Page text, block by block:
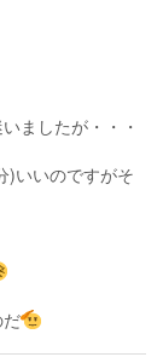
ましたが・・・
)いいのですがそ